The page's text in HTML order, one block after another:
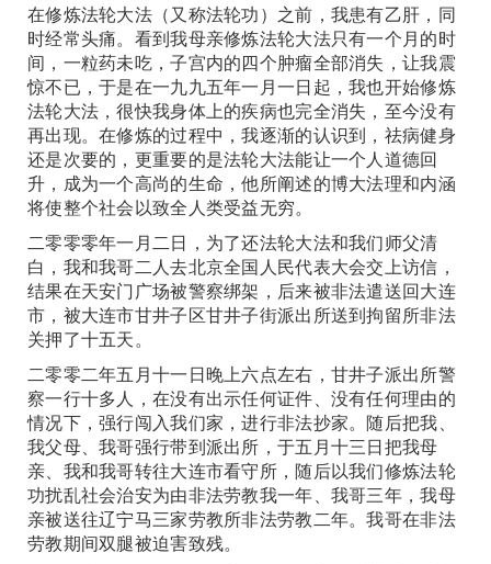
在修炼法轮大法（又称法轮功）之前，我患有乙肝，同
时经常头痛。看到我母亲修炼法轮大法只有一个月的时
间，一粒药未吃，子宫内的四个肿瘤全部消失，让我震
惊不已，于是在一九九五年一月一日起，我也开始修炼
法轮大法，很快我身体上的疾病也完全消失，至今没有
再出现。在修炼的过程中，我逐渐的认识到，祛病健身
还是次要的，更重要的是法轮大法能让一个人道德回
升，成为一个高尚的生命，他所阐述的博大法理和内涵
将使整个社会以致全人类受益无穷。
二零零零年一月二日，为了还法轮大法和我们师父清
白，我和我哥二人去北京全国人民代表大会交上访信，
结果在天安门广场被警察绑架，后来被非法遣送回大连
市，被大连市甘井子区甘井子街派出所送到拘留所非法
关押了十五天。
二零零二年五月十一日晚上六点左右，甘井子派出所警
察一行十多人，在没有出示任何证件、没有任何理由的
情况下，强行闯入我们家，进行非法抄家。随后把我、
我父母、我哥强行带到派出所，于五月十三日把我母
亲、我和我哥转往大连市看守所，随后以我们修炼法轮
功扰乱社会治安为由非法劳教我一年、我哥三年，我母
亲被送往辽宁马三家劳教所非法劳教二年。我哥在非法
劳教期间双腿被迫害致残。